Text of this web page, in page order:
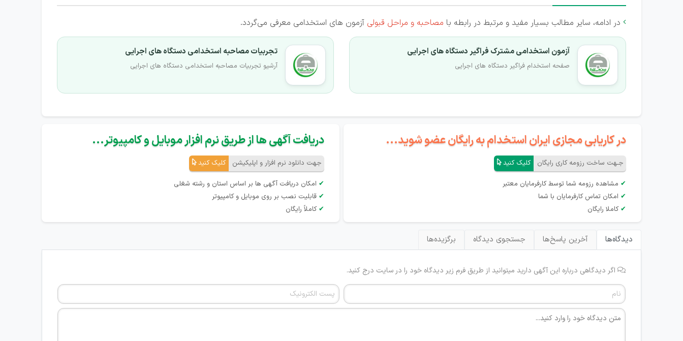
 در ادامه، سایر مطالب بسیار مفید و مرتبط در رابطه با مصاحبه و مراحل قبولی آزمون های استخدامی معرفی می‌گردد.
آزمون استخدامی مشترک فراگیر دستگاه های اجرایی
صفحه استخدام فراگیر دستگاه های اجرایی
تجربیات مصاحبه استخدامی دستگاه های اجرایی
آرشیو تجربیات مصاحبه استخدامی دستگاه های اجرایی
در کاریابی مجازی ایران استخدام به رایگان عضو شوید...
جـهت ساخت رزومه کاری رایگان کلیک کنید
✔ مشاهده رزومه شما توسط کارفرمایان معتبر
✔ امکان تماس کارفرمایان با شما
✔ کاملا رایگان
دریافت آگهی ها از طریق نرم افزار موبایل و کامپیوتر...
جهت دانلود نرم افزار و اپلیکیشن کلیک کنید
✔ امکان دریافت آگهی ها بر اساس استان و رشته شغلی
✔ قابلیت نصب بر روی موبایل و کامپیوتر
✔ کاملاً رایگان
دیدگاه‌ها آخرین پاسخ‌ها جستجوی دیدگاه برگزیده‌ها
اگر دیدگاهی درباره این آگهی دارید میتوانید از طریق فرم زیر دیدگاه خود را در سایت درج کنید.